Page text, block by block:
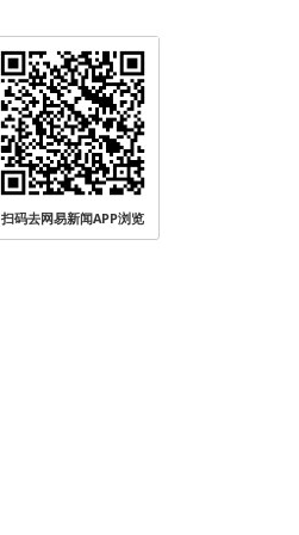
扫码去网易新闻APP浏览